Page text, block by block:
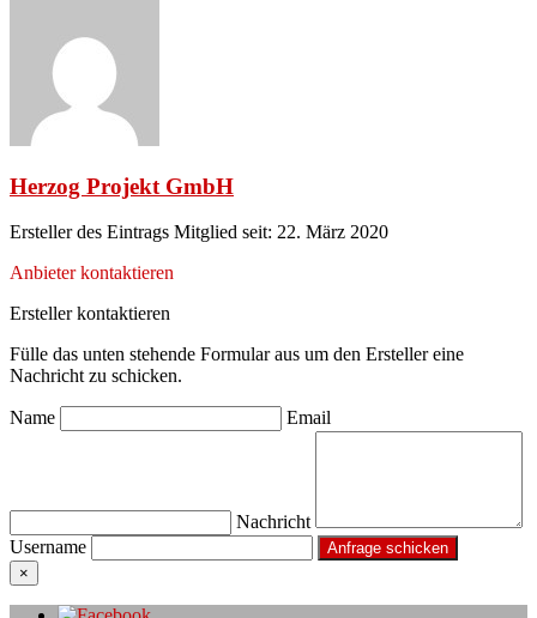
Herzog Projekt GmbH
Ersteller des Eintrags Mitglied seit: 22. März 2020
Anbieter kontaktieren
Ersteller kontaktieren
Fülle das unten stehende Formular aus um den Ersteller eine
Nachricht zu schicken.
Name Email
Nachricht
Username
×